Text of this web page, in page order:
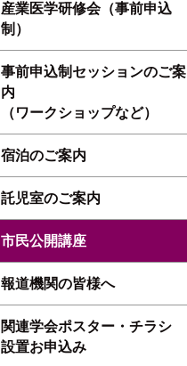
産業医学研修会（事前申込
制）
事前申込制セッションのご案
内
（ワークショップなど）
宿泊のご案内
託児室のご案内
市民公開講座
報道機関の皆様へ
関連学会ポスター・チラシ
設置お申込み